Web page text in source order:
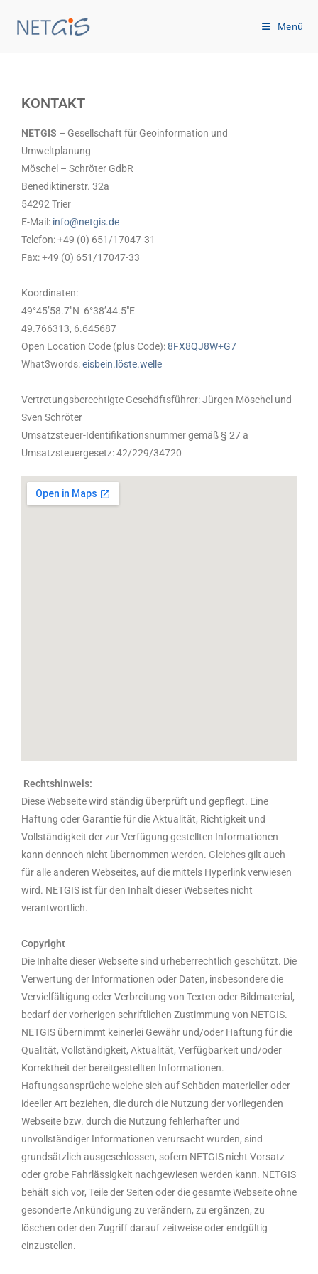
Menü
KONTAKT
NETGIS – Gesellschaft für Geoinformation und
Umweltplanung
Möschel – Schröter GdbR
Benediktinerstr. 32a
54292 Trier
E-Mail: info@netgis.de
Telefon: +49 (0) 651/17047-31
Fax: +49 (0) 651/17047-33
Koordinaten:
49°45’58.7″N 6°38’44.5″E
49.766313, 6.645687
Open Location Code (plus Code):8FX8QJ8W+G7
What3words:eisbein.löste.welle
Vertretungsberechtigte Geschäftsführer: Jürgen Möschel und
Sven Schröter
Umsatzsteuer-Identifikationsnummer gemäß § 27 a
Umsatzsteuergesetz: 42/229/34720
Rechtshinweis:
Diese Webseite wird ständig überprüft und gepflegt. Eine
Haftung oder Garantie für die Aktualität, Richtigkeit und
Vollständigkeit der zur Verfügung gestellten Informationen
kann dennoch nicht übernommen werden. Gleiches gilt auch
für alle anderen Webseites, auf die mittels Hyperlink verwiesen
wird. NETGIS ist für den Inhalt dieser Webseites nicht
verantwortlich.
Copyright
Die Inhalte dieser Webseite sind urheberrechtlich geschützt. Die
Verwertung der Informationen oder Daten, insbesondere die
Vervielfältigung oder Verbreitung von Texten oder Bildmaterial,
bedarf der vorherigen schriftlichen Zustimmung von NETGIS.
NETGIS übernimmt keinerlei Gewähr und/oder Haftung für die
Qualität, Vollständigkeit, Aktualität, Verfügbarkeit und/oder
Korrektheit der bereitgestellten Informationen.
Haftungsansprüche welche sich auf Schäden materieller oder
ideeller Art beziehen, die durch die Nutzung der vorliegenden
Webseite bzw. durch die Nutzung fehlerhafter und
unvollständiger Informationen verursacht wurden, sind
grundsätzlich ausgeschlossen, sofern NETGIS nicht Vorsatz
oder grobe Fahrlässigkeit nachgewiesen werden kann. NETGIS
behält sich vor, Teile der Seiten oder die gesamte Webseite ohne
gesonderte Ankündigung zu verändern, zu ergänzen, zu
löschen oder den Zugriff darauf zeitweise oder endgültig
einzustellen.